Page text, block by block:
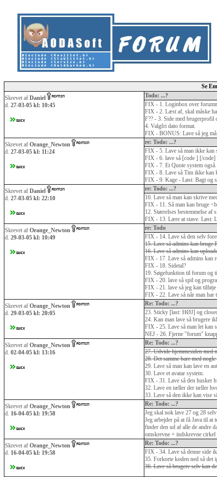
Se
Skrevet af Daniel
d. 27-03-05 kl: 10:45
Todo: ...?
FIX - 1. Loginbox over
FIX - 2. Læst af, skal måske
F?? - 3. Side med brugerprofil
4. Valgfri dato format.
FIX - BONUS: Lave så jeg
Skrevet af Orange_Newton
d. 27-03-05 kl: 11:24
re: Todo: ...?
FIX - 5. Lave så man ikke kan
FIX - 6. lave så [code ] [/code]
FIX - 7. Et Quote system
FIX - 8. Lave så Tim ikke
FIX - 9. Kage - Løst: Bagt og
Skrevet af Daniel
d. 27-03-05 kl: 22:10
re: Todo: ...?
10. Lave så man kan skrive
FIX - 11. Så man kan bruge
12. Størrelses bestemmelse af
FIX - 13. Lære at stave. Løst:
Skrevet af Orange_Newton
d. 29-03-05 kl: 10:49
re: Todo
FIX - 14. Lave så den selv
15. Lave så admins kan bruge
16. Lave så admins kan
FIX - 17. Lave så admins kan
FIX - 18. Sidetal?
19. Søgefunktion til forum og
FIX - 20. lave så spil og
FIX - 21. lave så jeg kan
FIX - 22. Lave så når man har
Skrevet af Orange_Newton
d. 29-03-05 kl: 20:05
Re: Todo: ...?
23. Sticky [last: HØJ] og
24. Kan man lave så brugere
FIX - 25. Lave så man let kan
NEJ - 26. Fjerne "forum"
Skrevet af Orange_Newton
d. 02-04-05 kl: 13:16
Re: Todo: ...?
27. Udvide hjemmesiden med
28. Det samme bare med
29. Lave så man kan lave en
30. Lave et avatar system.
FIX - 31. Lave så den husker
32. Lave en tæller der tæller
33. Lave så den ikke kan vise
Skrevet af Orange_Newton
d. 16-04-05 kl: 19:58
Re: Todo: ...?
Jeg skal nok lave 27 og 28
Jeg arbejder på at få Java til
finder den ud af alle de andre
omskrevne + indskrevne
Skrevet af Orange_Newton
d. 16-04-05 kl: 19:58
Re: Todo: ...?
FIX - 34. Lave så denne side
35. Forkorte koden ned så det
36. Lave så brugere selv kan